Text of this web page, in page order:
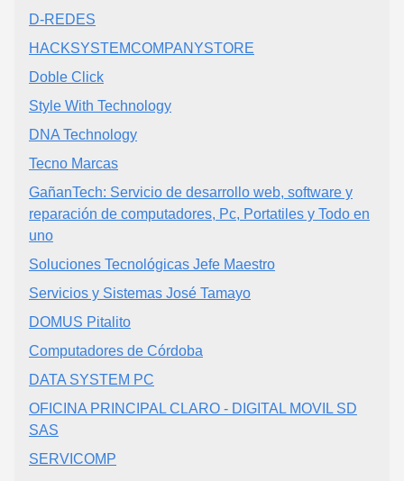
D-REDES
HACKSYSTEMCOMPANYSTORE
Doble Click
Style With Technology
DNA Technology
Tecno Marcas
GañanTech: Servicio de desarrollo web, software y
reparación de computadores, Pc, Portatiles y Todo en
uno
Soluciones Tecnológicas Jefe Maestro
Servicios y Sistemas José Tamayo
DOMUS Pitalito
Computadores de Córdoba
DATA SYSTEM PC
OFICINA PRINCIPAL CLARO - DIGITAL MOVIL SD
SAS
SERVICOMP